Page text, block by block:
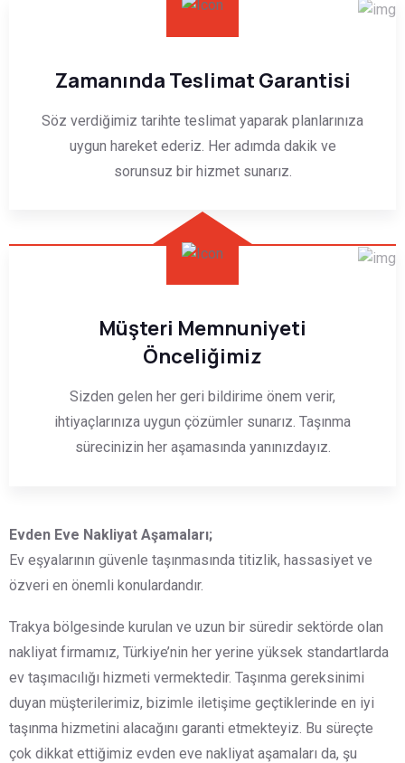
Zamanında Teslimat Garantisi
Söz verdiğimiz tarihte teslimat yaparak planlarınıza
uygun hareket ederiz. Her adımda dakik ve
sorunsuz bir hizmet sunarız.
Müşteri Memnuniyeti
Önceliğimiz
Sizden gelen her geri bildirime önem verir,
ihtiyaçlarınıza uygun çözümler sunarız. Taşınma
sürecinizin her aşamasında yanınızdayız.
Evden Eve Nakliyat Aşamaları;
Ev eşyalarının güvenle taşınmasında titizlik, hassasiyet ve
özveri en önemli konulardandır.
Trakya bölgesinde kurulan ve uzun bir süredir sektörde olan
nakliyat firmamız, Türkiye’nin her yerine yüksek standartlarda
ev taşımacılığı hizmeti vermektedir. Taşınma gereksinimi
duyan müşterilerimiz, bizimle iletişime geçtiklerinde en iyi
taşınma hizmetini alacağını garanti etmekteyiz. Bu süreçte
çok dikkat ettiğimiz evden eve nakliyat aşamaları da, şu